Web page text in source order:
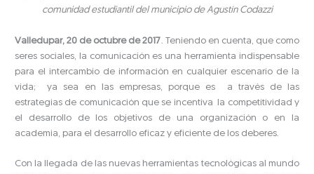
comunidad estudiantil del municipio de Agustín Codazzi
Valledupar, 20 de octubre de 2017. Teniendo en cuenta, que como
seres sociales, la comunicación es una herramienta indispensable
para el intercambio de información en cualquier escenario de la
vida; ya sea en las empresas, porque es a través de las
estrategias de comunicación que se incentiva la competitividad y
el desarrollo de los objetivos de una organización o en la
academia, para el desarrollo eficaz y eficiente de los deberes.
Con la llegada de las nuevas herramientas tecnológicas al mundo